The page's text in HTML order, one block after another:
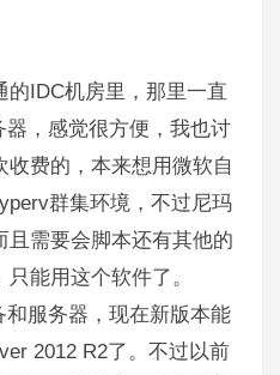
的IDC机房里，那里一直
器，感觉很方便，我也讨
收费的，本来想用微软自
群集环境，不过尼玛
且需要会脚本还有其他的
能用这个软件了。
和服务器，现在新版本能
2012 R2了。不过以前